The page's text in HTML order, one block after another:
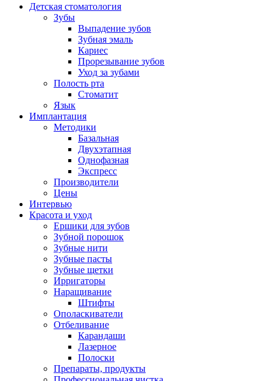
Детская стоматология
Зубы
Выпадение зубов
Зубная эмаль
Кариес
Прорезывание зубов
Уход за зубами
Полость рта
Стоматит
Язык
Имплантация
Методики
Базальная
Двухэтапная
Однофазная
Экспресс
Производители
Цены
Интервью
Красота и уход
Ершики для зубов
Зубной порошок
Зубные нити
Зубные пасты
Зубные щетки
Ирригаторы
Наращивание
Штифты
Ополаскиватели
Отбеливание
Карандаши
Лазерное
Полоски
Препараты, продукты